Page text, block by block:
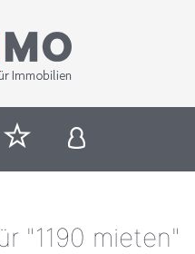
"1190 mieten"